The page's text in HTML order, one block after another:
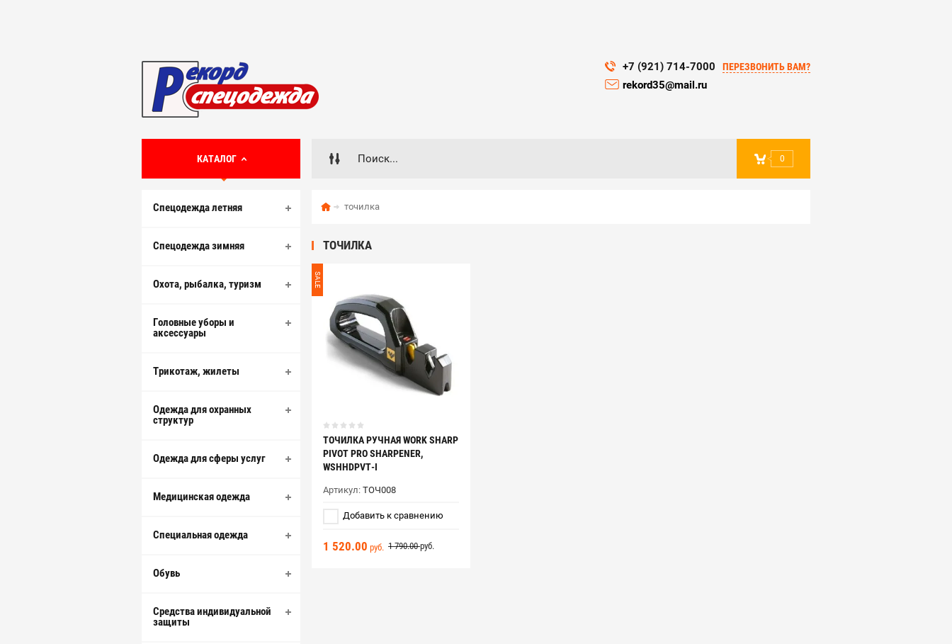
+7 (921) 714-7000 ПЕРЕЗВОНИТЬ ВАМ?
rekord35@mail.ru
КАТАЛОГ 0
Спецодежда летняя
Спецодежда зимняя
Охота, рыбалка, туризм
Головные уборы и
аксессуары
Трикотаж, жилеты
Одежда для охранных
структур
Одежда для сферы услуг
Медицинская одежда
Специальная одежда
Обувь
Средства индивидуальной
защиты
точилка
ТОЧИЛКА
SALE
ТОЧИЛКА РУЧНАЯ WORK SHARP
PIVOT PRO SHARPENER,
WSHHDPVT-I
Артикул: ТОЧ008
Добавить к сравнению
1 520.00 руб. 1 790.00руб.